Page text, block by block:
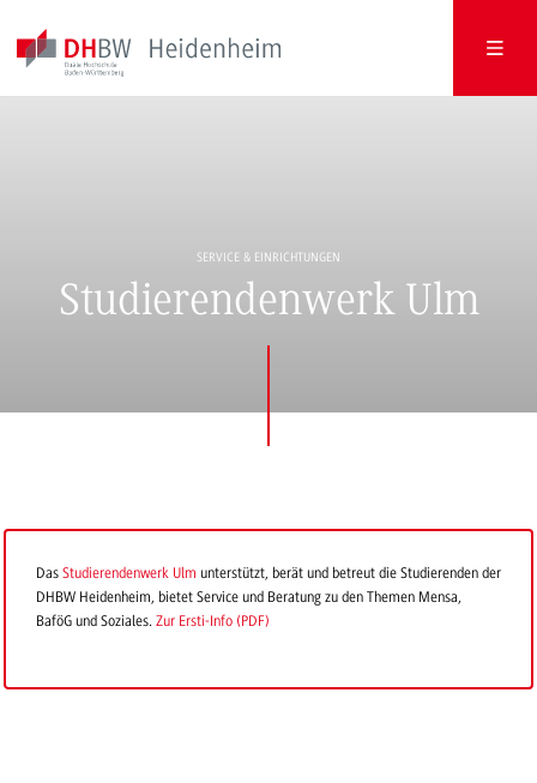
SERVICE & EINRICHTUNGEN
Studierendenwerk Ulm
Das Studierendenwerk Ulm unterstützt, berät und betreut die Studierenden der
DHBW Heidenheim, bietet Service und Beratung zu den Themen Mensa,
BaföG und Soziales. Zur Ersti-Info (PDF)